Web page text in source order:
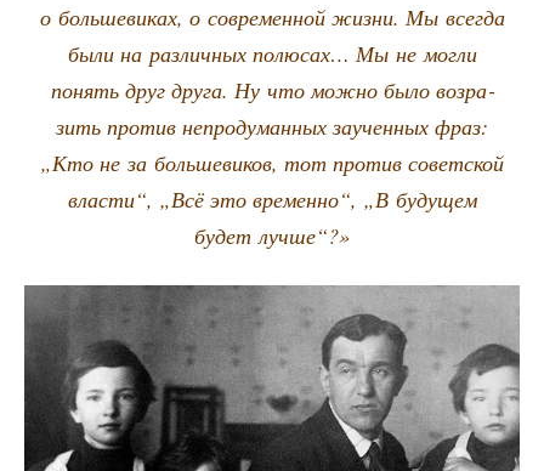
о боль­ше­ви­ках, о совре­мен­ной жиз­ни. Мы все­гда
были на раз­лич­ных полю­сах… Мы не мог­ли
понять друг дру­га. Ну что мож­но было воз­ра­
зить про­тив непро­ду­ман­ных заучен­ных фраз:
„Кто не за боль­ше­ви­ков, тот про­тив совет­ской
вла­сти“, „Всё это вре­мен­но“, „В буду­щем
будет лучше“?»